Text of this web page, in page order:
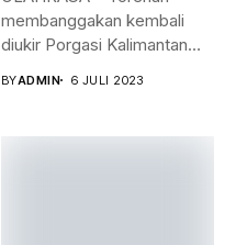
membanggakan kembali
diukir Porgasi Kalimantan
BYADMIN 6 JULI 2023